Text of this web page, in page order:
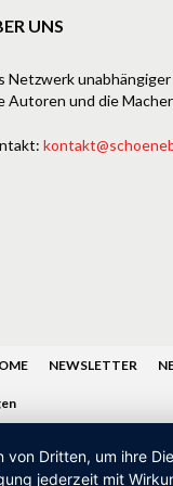
UNS
Netzwerk
Autoren und die
NEWSLETTER
von Dritten, um ihre
jederzeit mit